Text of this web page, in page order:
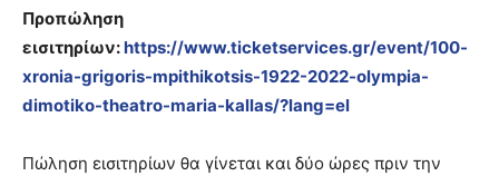
Προπώληση
εισιτηρίων: https://www.ticketservices.gr/event/100-
xronia-grigoris-mpithikotsis-1922-2022-olympia-
dimotiko-theatro-maria-kallas/?lang=el
Πώληση εισιτηρίων θα γίνεται και δύο ώρες πριν την